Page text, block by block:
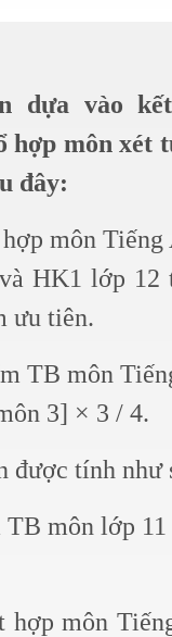
dựa vào
hợp môn xét
đây:
môn
HK1 lớp 12
ưu tiên.
TB môn
3] × 3 / 4.
được tính như
môn lớp
hợp môn